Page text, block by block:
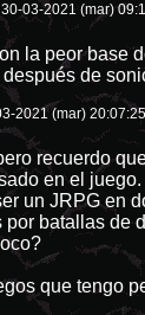
30-03-2021 (mar)
la peor base
de
2021 (mar) 20:07:25
recuerdo
en el
un JRPG en
por batallas de
que tengo